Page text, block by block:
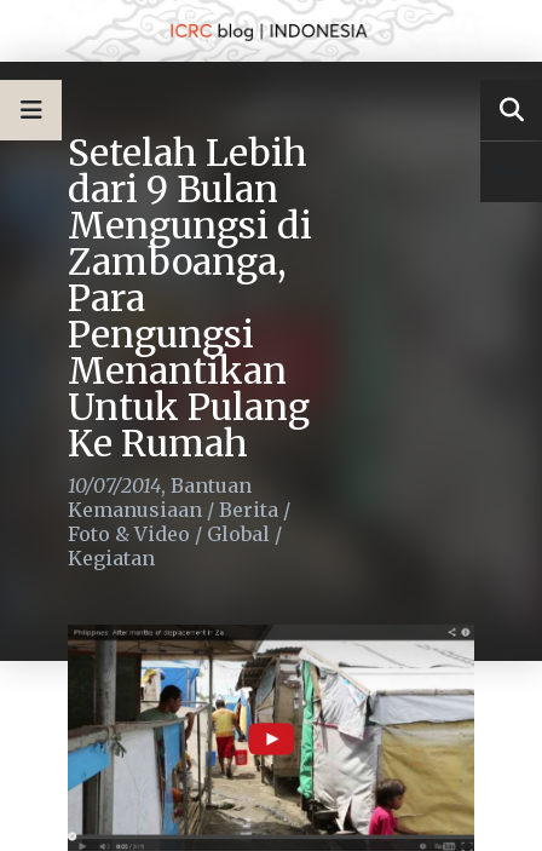
Setelah Lebih
dari 9 Bulan
Mengungsi di
Zamboanga,
Para
Pengungsi
Menantikan
Untuk Pulang
Ke Rumah
10/07/2014, Bantuan
Kemanusiaan / Berita /
Foto & Video / Global /
Kegiatan